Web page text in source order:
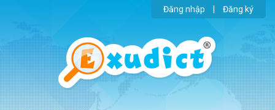
Đăng nhập Đăng ký